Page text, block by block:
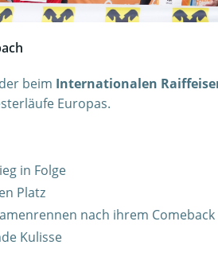
beim Internationalen
Europas.
in Folge
Platz
nach ihrem Comeback
Kulisse